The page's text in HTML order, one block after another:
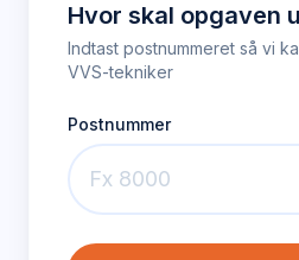
Hvor skal opgaven
Indtast postnummeret så vi
VVS-tekniker
Postnummer